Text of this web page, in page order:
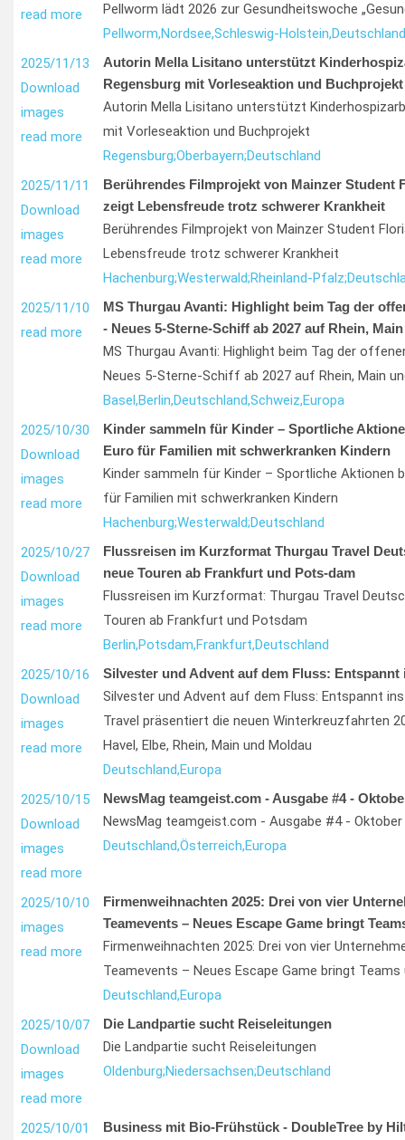
read more
Pellworm lädt 2026 zur Gesundheitswoche
Pellworm,Nordsee,Schleswig-Holstein,Deutschland
2025/11/13
Download
images
read more
Autorin Mella Lisitano unterstützt
Regensburg mit Vorleseaktion und Buchprojekt
Autorin Mella Lisitano unterstützt
mit Vorleseaktion und Buchprojekt
Regensburg;Oberbayern;Deutschland
2025/11/11
Download
images
read more
Berührendes Filmprojekt von Mainzer Student
zeigt Lebensfreude trotz schwerer Krankheit
Berührendes Filmprojekt von Mainzer Student
Lebensfreude trotz schwerer Krankheit
Hachenburg;Westerwald;Rheinland-Pfalz;
2025/11/10
read more
MS Thurgau Avanti: Highlight beim Tag der
- Neues 5-Sterne-Schiff ab 2027 auf Rhein,
MS Thurgau Avanti: Highlight beim Tag der
Neues 5-Sterne-Schiff ab 2027 auf Rhein, Main
Basel,Berlin,Deutschland,Schweiz,Europa
2025/10/30
Download
images
read more
Kinder sammeln für Kinder – Sportliche
Euro für Familien mit schwerkranken Kindern
Kinder sammeln für Kinder – Sportliche Aktionen
für Familien mit schwerkranken Kindern
Hachenburg;Westerwald;Deutschland
2025/10/27
Download
images
read more
Flussreisen im Kurzformat Thurgau Travel
neue Touren ab Frankfurt und Pots-dam
Flussreisen im Kurzformat: Thurgau Travel
Touren ab Frankfurt und Potsdam
Berlin,Potsdam,Frankfurt,Deutschland
2025/10/16
Download
images
read more
Silvester und Advent auf dem Fluss: Entspannt
Silvester und Advent auf dem Fluss: Entspannt
Travel präsentiert die neuen Winterkreuzfahrten
Havel, Elbe, Rhein, Main und Moldau
Deutschland,Europa
2025/10/15
Download
images
read more
NewsMag teamgeist.com - Ausgabe #4 -
NewsMag teamgeist.com - Ausgabe #4 - Oktober
Deutschland,Österreich,Europa
2025/10/10
images
read more
Firmenweihnachten 2025: Drei von vier
Teamevents – Neues Escape Game bringt
Firmenweihnachten 2025: Drei von vier
Teamevents – Neues Escape Game bringt Teams
Deutschland,Europa
2025/10/07
Download
images
read more
Die Landpartie sucht Reiseleitungen
Die Landpartie sucht Reiseleitungen
Oldenburg;Niedersachsen;Deutschland
2025/10/01
Business mit Bio-Frühstück - DoubleTree by